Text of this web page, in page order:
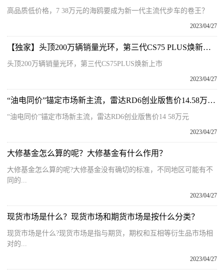
高品质低价格，7 38万元的海鸥要成为新一代主流代步车的卷王？
2023/04/27
【独家】头顶200万辆销量光环，第三代CS75 PLUS焕新上市
头顶200万辆销量光环，第三代CS75PLUS焕新上市
2023/04/27
“油电同价”锚定市场新主流，雷达RD6创业版售价14.58万元 当前关注
“油电同价”锚定市场新主流，雷达RD6创业版售价14 58万元
2023/04/27
大修基金怎么算的呢？大修基金有什么作用？
大修基金怎么算的呢?大修基金没有确切的标准，不同地区可能有不
同的...
2023/04/27
现货市场是什么？现货市场和期货市场是按什么分类？
现货市场是什么?现货市场是指与期货，期权和互相等衍生品市场相
对的...
2023/04/27